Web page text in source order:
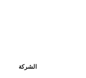
الشركة